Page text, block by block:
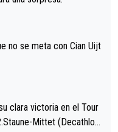
con calzador en posi
el tour.
meta con Cian Uijt
clara victoria en el Tour
Mittet (Decathlon,